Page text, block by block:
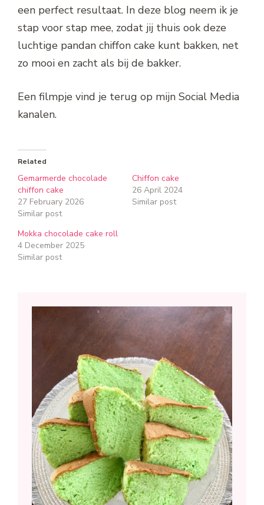
een perfect resultaat. In deze blog neem ik je
stap voor stap mee, zodat jij thuis ook deze
luchtige pandan chiffon cake kunt bakken, net
zo mooi en zacht als bij de bakker.
Een filmpje vind je terug op mijn Social Media
kanalen.
Related
Gemarmerde chocolade
chiffon cake
27 February 2026
Similar post
Chiffon cake
26 April 2024
Similar post
Mokka chocolade cake roll
4 December 2025
Similar post